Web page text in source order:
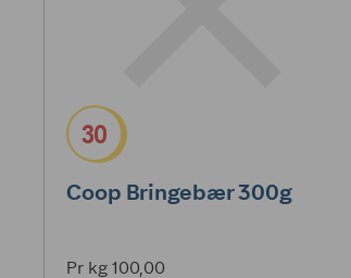
30
Coop Bringebær 300g
Pr kg 100,00